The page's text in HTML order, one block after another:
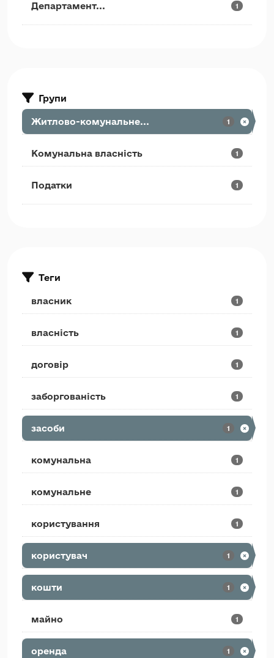
Департамент... 1
Групи
Житлово-комунальне... 1
Комунальна власність 1
Податки 1
Теги
власник 1
власність 1
договір 1
заборгованість 1
засоби 1
комунальна 1
комунальне 1
користування 1
користувач 1
кошти 1
майно 1
оренда 1